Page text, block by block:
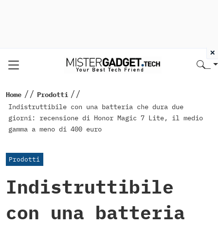
Home // Prodotti //
Indistruttibile con una batteria che dura due
giorni: recensione di Honor Magic 7 Lite, il medio
gamma a meno di 400 euro
Prodotti
Indistruttibile
con una batteria
×